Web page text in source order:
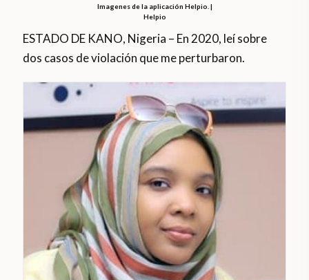
Imagenes de la aplicación Helpio. |
Helpio
ESTADO DE KANO, Nigeria – En 2020, leí sobre
dos casos de violación que me perturbaron.